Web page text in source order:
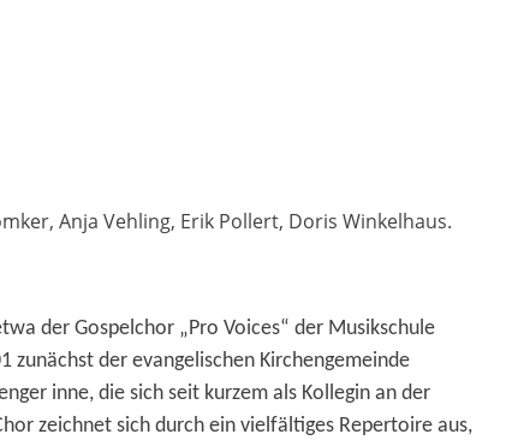
Anja Vehling, Erik Pollert, Doris Winkelhaus.
der Gospelchor „Pro Voices“ der Musikschule
zunächst der evangelischen Kirchengemeinde
inne, die sich seit kurzem als Kollegin an der
zeichnet sich durch ein vielfältiges Repertoire aus,